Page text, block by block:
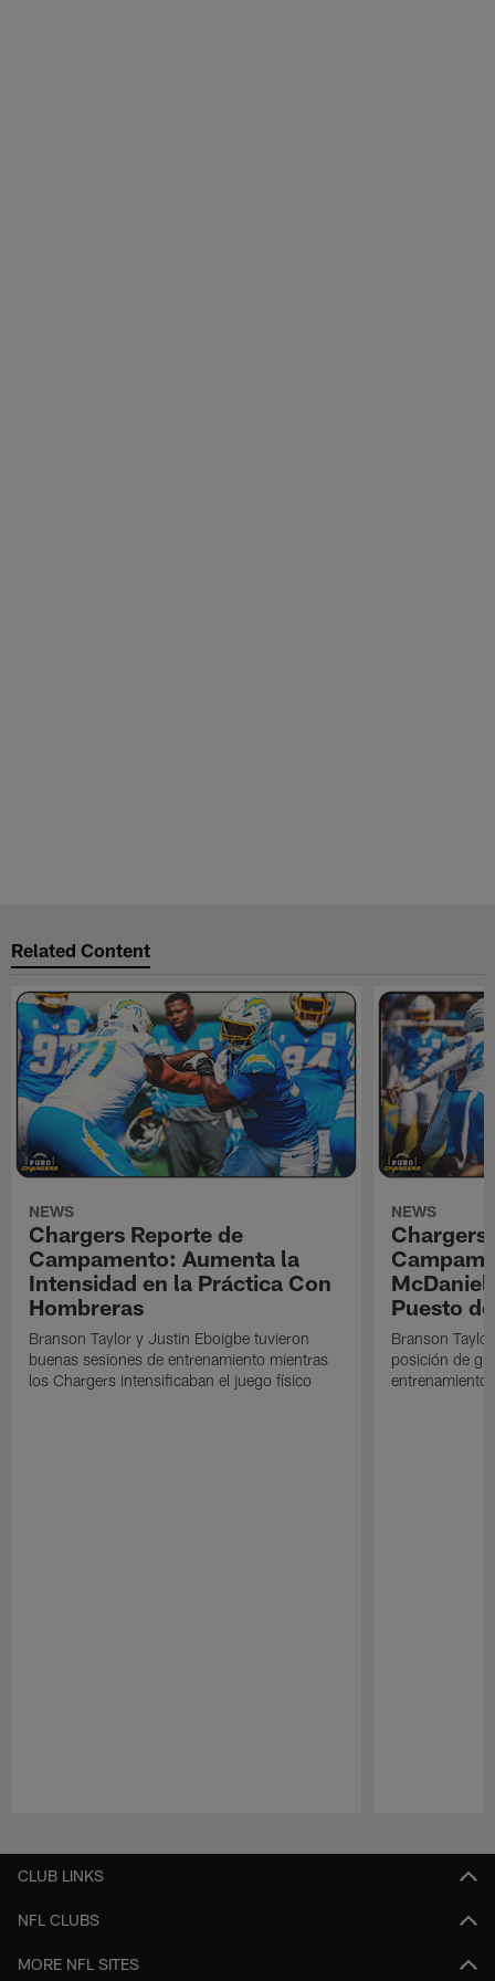
Related Content
NEWS
Chargers Reporte de
Campamento: Aumenta la
Intensidad en la Práctica Con
Hombreras
Branson Taylor y Justin Eboigbe tuvieron
buenas sesiones de entrenamiento mientras
los Chargers intensificaban el juego físico
NEWS
Chargers
Puesto
Branson
posición de
entrenamiento
CLUB LINKS
NFL CLUBS
MORE NFL SITES